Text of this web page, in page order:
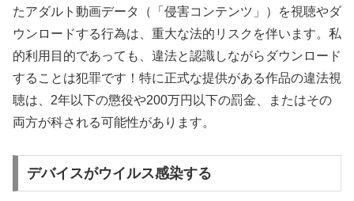
たアダルト動画データ（「侵害コンテンツ」）を視聴やダ
ウンロードする行為は、重大な法的リスクを伴います。私
的利用目的であっても、違法と認識しながらダウンロード
することは犯罪です！特に正式な提供がある作品の違法視
聴は、2年以下の懲役や200万円以下の罰金、またはその
両方が科される可能性があります。
デバイスがウイルス感染する